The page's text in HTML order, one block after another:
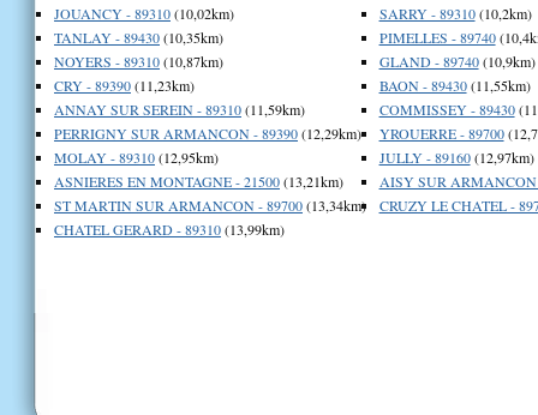
JOUANCY - 89310(10,02km)
TANLAY - 89430(10,35km)
NOYERS - 89310(10,87km)
CRY - 89390(11,23km)
ANNAY SUR SEREIN - 89310(11,59km)
PERRIGNY SUR ARMANCON - 89390(12,29km)
MOLAY - 89310(12,95km)
ASNIERES EN MONTAGNE - 21500(13,21km)
ST MARTIN SUR ARMANCON - 89700(13,34km)
CHATEL GERARD - 89310(13,99km)
SARRY - 89310(10,2km)
PIMELLES - 89740
GLAND - 89740(10,9km)
BAON - 89430(11,55km)
COMMISSEY - 89430
YROUERRE - 89700
JULLY - 89160(12,97km)
AISY SUR ARMANCON
CRUZY LE CHATEL -